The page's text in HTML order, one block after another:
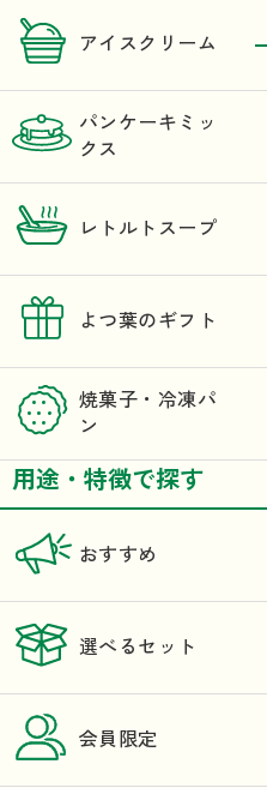
アイスクリーム
パンケーキミッ
クス
レトルトスープ
よつ葉のギフト
焼菓子・冷凍パ
ン
用途・特徴で探す
おすすめ
選べるセット
会員限定